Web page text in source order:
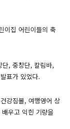
이집 어린이들의 축
단, 중창단, 칼림바,
표가 있었다.
강짐볼, 여행영어 상
우고 익힌 기량을